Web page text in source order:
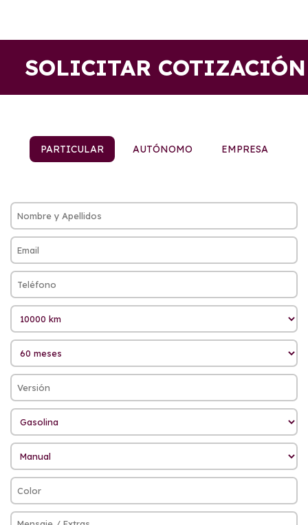
SOLICITAR COTIZACIÓN
PARTICULAR AUTÓNOMO EMPRESA